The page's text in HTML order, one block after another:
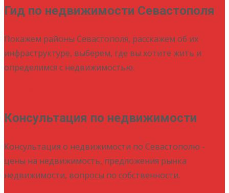
Гид по недвижимости Севастополя
Покажем районы Севастополя, расскажем об их
инфраструктуре, выберем, где вы хотите жить и
определимся с недвижимостью.
Консультация по недвижимости
Консультация о недвижимости по Севастополю -
цены на недвижимость, предложения рынка
недвижимости, вопросы по собственности.